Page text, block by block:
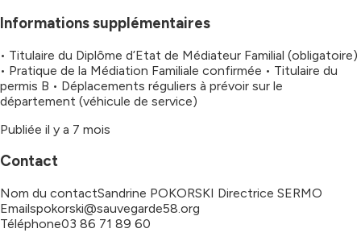
Informations supplémentaires
• Titulaire du Diplôme d’Etat de Médiateur Familial (obligatoire)
• Pratique de la Médiation Familiale confirmée • Titulaire du
permis B • Déplacements réguliers à prévoir sur le
département (véhicule de service)
Publiée il y a 7 mois
Contact
Nom du contactSandrine POKORSKI Directrice SERMO
Emailspokorski@sauvegarde58.org
Téléphone03 86 71 89 60